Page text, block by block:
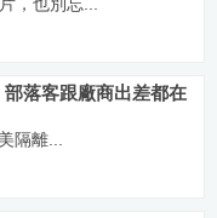
落客跟廠商出差都在
隔離...